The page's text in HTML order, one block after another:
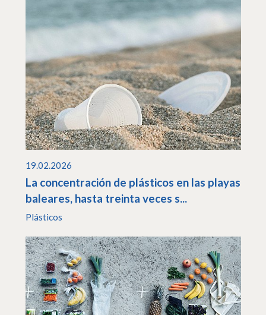
19.02.2026
La concentración de plásticos en las playas
baleares, hasta treinta veces s...
Plásticos